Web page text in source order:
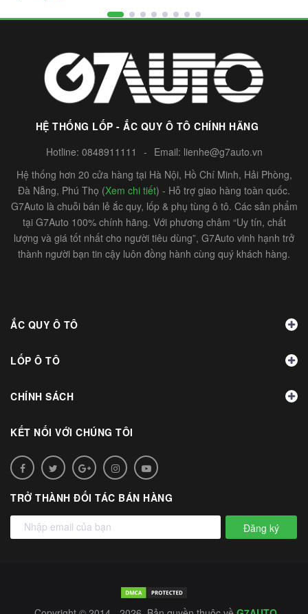
HỆ THỐNG LỐP - ẮC QUY Ô TÔ CHÍNH HÃNG
Hotline: 0848911111 - Email: lienhe@g7auto.vn
Hệ thống hơn 20 cửa hàng tại Hà Nội, Hồ Chí Minh, Hải Phòng,
Đà Nẵng, Phú Thọ (Xem chi tiết) - Hỗ trợ giao hàng toàn quốc.
G7Auto là chuỗi bán lẻ ắc quy, lốp & phụ tùng ô tô. Các sản phẩm
tại G7Auto 100% chính hãng. Với phương châm “Uy tín, chất
lượng và giá tốt nhất cho người tiêu dùng”, G7Auto vinh hạnh trở
thành người bạn tin cậy luôn đồng hành cùng quý khách hàng.
ẮC QUY Ô TÔ
LỐP Ô TÔ
CHÍNH SÁCH
KẾT NỐI VỚI CHÚNG TÔI
TRỞ THÀNH ĐỐI TÁC BÁN HÀNG
Đăng ký